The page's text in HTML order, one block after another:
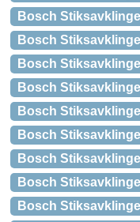
Bosch
Bosch
Bosch
Bosch
Bosch
Bosch
Bosch
Bosch
Bosch